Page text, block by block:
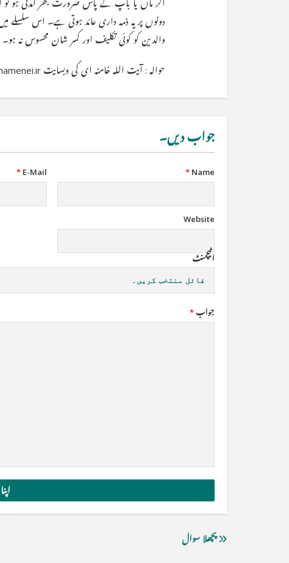
اگر ماں یا باپ کے پاس ضرورت بھر آمدنی ہو
دونوں پر یہ ذمہ داری عائد ہوتی ہے۔ اس سلسلے
والدین کو کوئی تکلیف اور کسر شان محسوس نہ ہو۔
حوالہ : آیت اللہ خامنہ ای کی وبسایت khamenei.ir
جواب دیں۔
Name
*
E-Mail
*
Website
اٹیچمنٹ
فائل منتخب کریں۔
جواب *
پچھلا سوال